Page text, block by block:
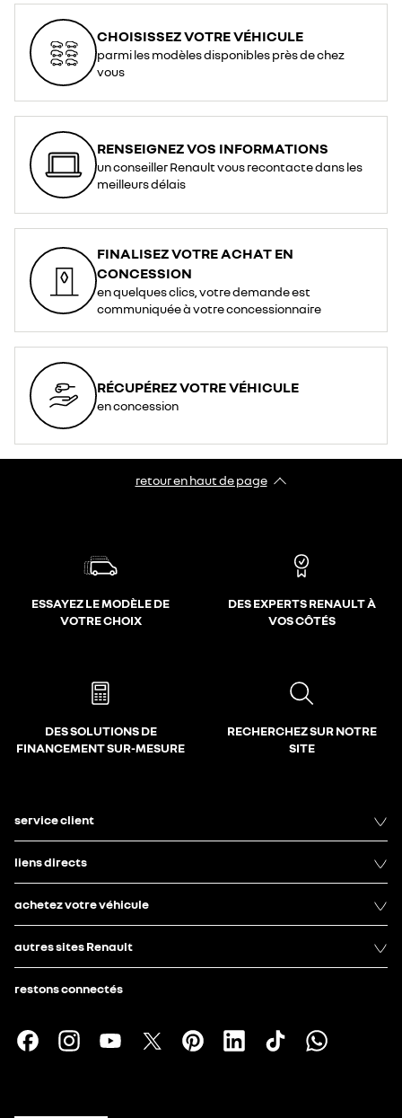
CHOISISSEZ VOTRE VÉHICULE
parmi les modèles disponibles près de chez
vous
RENSEIGNEZ VOS INFORMATIONS
un conseiller Renault vous recontacte dans les
meilleurs délais
FINALISEZ VOTRE ACHAT EN
CONCESSION
en quelques clics, votre demande est
communiquée à votre concessionnaire
RÉCUPÉREZ VOTRE VÉHICULE
en concession
retour en haut de page​
ESSAYEZ LE MODÈLE DE
VOTRE CHOIX
DES EXPERTS RENAULT À
VOS CÔTÉS
DES SOLUTIONS DE
FINANCEMENT SUR-MESURE
RECHERCHEZ SUR NOTRE
SITE
service client
liens directs
achetez votre véhicule
autres sites Renault
restons connectés